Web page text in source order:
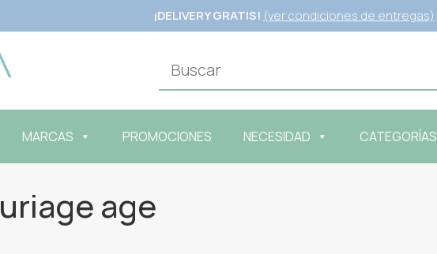
¡DELIVERY GRATIS! (ver condiciones de entregas)
MARCAS PROMOCIONES NECESIDAD CATEGORÍAS
uriage age